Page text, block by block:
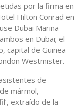
por la firma en
Hilton Conrad en
Dubai Marina
en Dubai; el
capital de Guinea
Westmister.
de
mármol,
extraído de la